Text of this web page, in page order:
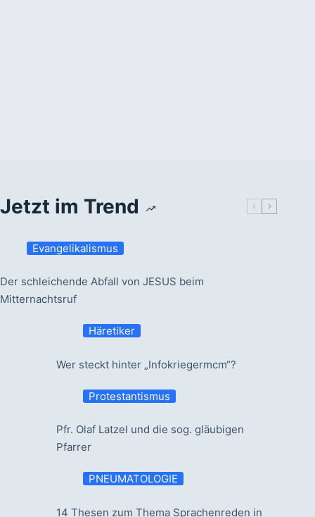
Jetzt im Trend
Evangelikalismus
Der schleichende Abfall von JESUS beim
Mitternachtsruf
Häretiker
Wer steckt hinter „Infokriegermcm“?
Protestantismus
Pfr. Olaf Latzel und die sog. gläubigen
Pfarrer
PNEUMATOLOGIE
14 Thesen zum Thema Sprachenreden in